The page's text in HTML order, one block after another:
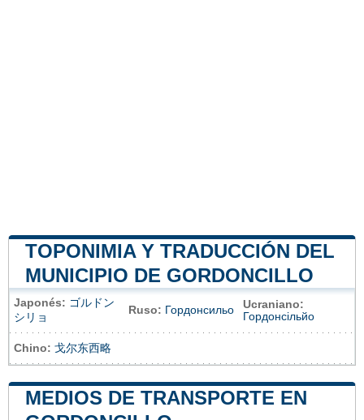
TOPONIMIA Y TRADUCCIÓN DEL
MUNICIPIO DE GORDONCILLO
Japonés: ゴルドン
シリョ
Ruso: Гордонсильо
Ucraniano:
Гордонсільйо
Chino: 戈尔东西略
MEDIOS DE TRANSPORTE EN